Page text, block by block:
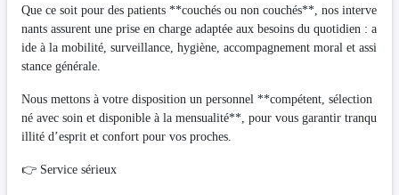
Que ce soit pour des patients **couchés ou non couchés**, nos interve
nants assurent une prise en charge adaptée aux besoins du quotidien : a
ide à la mobilité, surveillance, hygiène, accompagnement moral et assi
stance générale.
Nous mettons à votre disposition un personnel **compétent, sélection
né avec soin et disponible à la mensualité**, pour vous garantir tranqu
illité d’esprit et confort pour vos proches.
👉 Service sérieux